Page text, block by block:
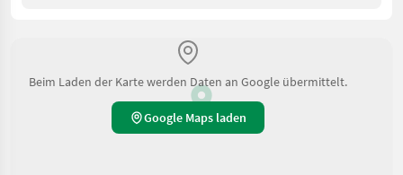
Beim Laden der Karte werden Daten an Google übermittelt.
Google Maps laden